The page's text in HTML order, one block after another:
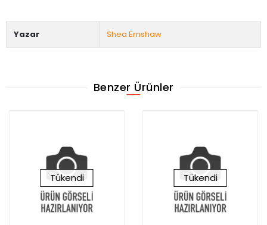
Yazar Shea Ernshaw
Benzer Ürünler
Tükendi Tükendi